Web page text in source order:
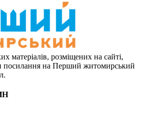
матеріалів, розміщених на сайті,
посилання на Перший житомирський